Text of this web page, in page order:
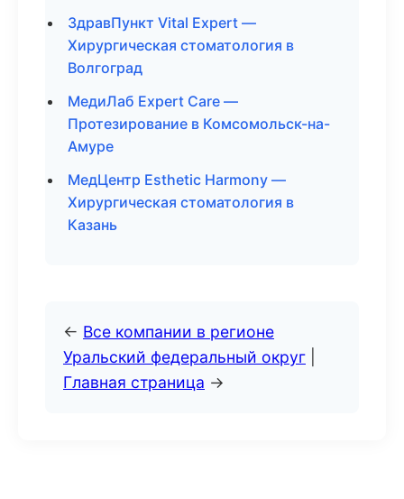
ЗдравПункт Vital Expert —
Хирургическая стоматология в
Волгоград
МедиЛаб Expert Care —
Протезирование в Комсомольск-на-
Амуре
МедЦентр Esthetic Harmony —
Хирургическая стоматология в
Казань
← Все компании в регионе
Уральский федеральный округ
Главная страница →